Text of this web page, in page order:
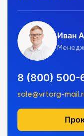
Иван
8 (800) 500-
sale@vrtorg-